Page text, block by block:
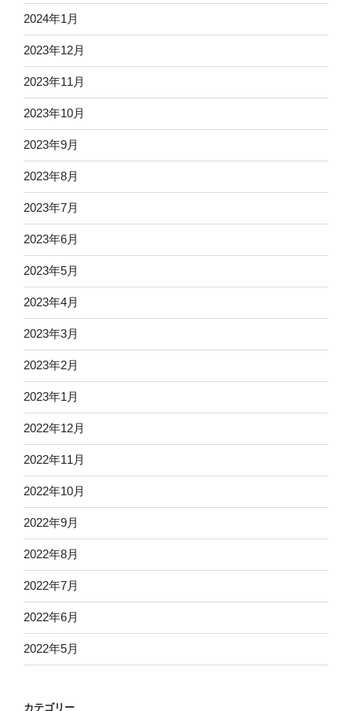
2024年1月
2023年12月
2023年11月
2023年10月
2023年9月
2023年8月
2023年7月
2023年6月
2023年5月
2023年4月
2023年3月
2023年2月
2023年1月
2022年12月
2022年11月
2022年10月
2022年9月
2022年8月
2022年7月
2022年6月
2022年5月
カテゴリー